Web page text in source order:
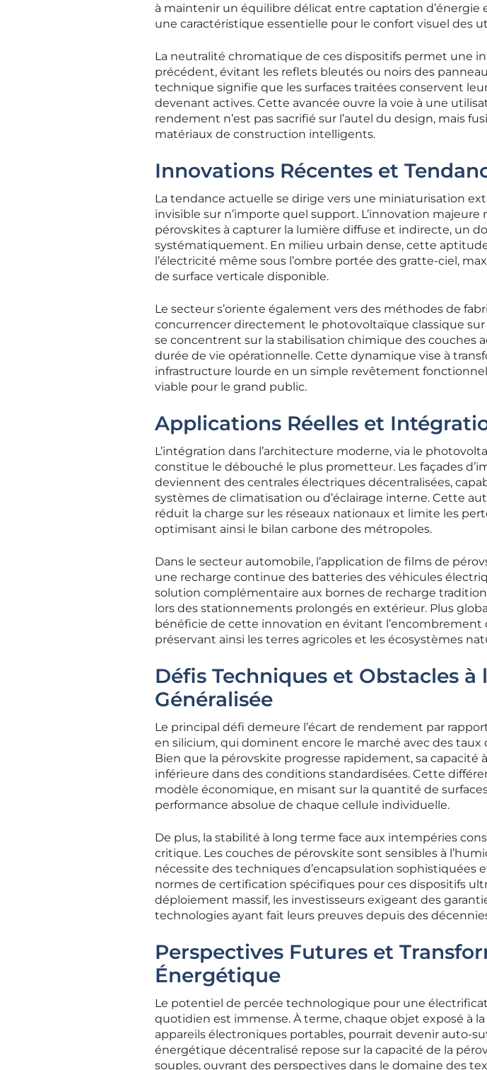
à maintenir un équilibre délicat entre captation d’énergie
une caractéristique essentielle pour le confort visuel des
La neutralité chromatique de ces dispositifs permet une
précédent, évitant les reflets bleutés ou noirs des
technique signifie que les surfaces traitées conservent
devenant actives. Cette avancée ouvre la voie à une
rendement n’est pas sacrifié sur l’autel du design, mais
matériaux de construction intelligents.
Innovations Récentes et
La tendance actuelle se dirige vers une miniaturisation
invisible sur n’importe quel support. L’innovation majeure
pérovskites à capturer la lumière diffuse et indirecte, un
systématiquement. En milieu urbain dense, cette
l’électricité même sous l’ombre portée des gratte-ciel,
de surface verticale disponible.
Le secteur s’oriente également vers des méthodes de
concurrencer directement le photovoltaïque classique sur
se concentrent sur la stabilisation chimique des couches
durée de vie opérationnelle. Cette dynamique vise à
infrastructure lourde en un simple revêtement
viable pour le grand public.
Applications Réelles et
L’intégration dans l’architecture moderne, via le
constitue le débouché le plus prometteur. Les façades
deviennent des centrales électriques décentralisées,
systèmes de climatisation ou d’éclairage interne. Cette
réduit la charge sur les réseaux nationaux et limite les
optimisant ainsi le bilan carbone des métropoles.
Dans le secteur automobile, l’application de films de
une recharge continue des batteries des véhicules
solution complémentaire aux bornes de recharge
lors des stationnements prolongés en extérieur. Plus
bénéficie de cette innovation en évitant l’encombrement
préservant ainsi les terres agricoles et les écosystèmes
Défis Techniques et Obstacles à
Généralisée
Le principal défi demeure l’écart de rendement par
en silicium, qui dominent encore le marché avec des taux
Bien que la pérovskite progresse rapidement, sa capacité
inférieure dans des conditions standardisées. Cette
modèle économique, en misant sur la quantité de
performance absolue de chaque cellule individuelle.
De plus, la stabilité à long terme face aux intempéries
critique. Les couches de pérovskite sont sensibles à
nécessite des techniques d’encapsulation sophistiquées
normes de certification spécifiques pour ces dispositifs
déploiement massif, les investisseurs exigeant des
technologies ayant fait leurs preuves depuis des
Perspectives Futures et
Énergétique
Le potentiel de percée technologique pour une
quotidien est immense. À terme, chaque objet exposé à
appareils électroniques portables, pourrait devenir auto-
énergétique décentralisé repose sur la capacité de la
souples, ouvrant des perspectives dans le domaine des